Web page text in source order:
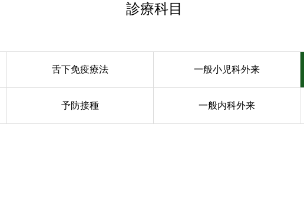
診療科目
舌下免疫療法 一般小児科外来
予防接種 一般内科外来